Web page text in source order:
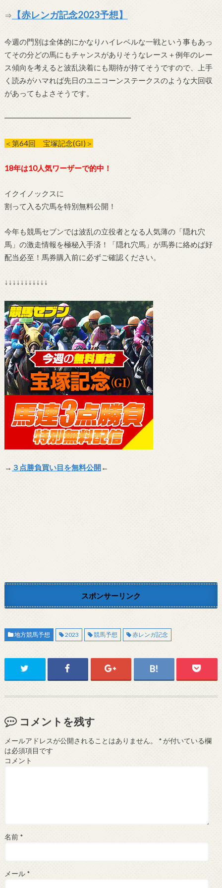
⇒ 【赤レンガ記念2023予想】
今週の門別は全体的にかなりハイレベルな一戦という事もあっ
てその分どの馬にもチャンスがありそうなレース＋例年のレー
ス傾向を考えると波乱決着にも期待が持てそうですので、上手
く読みがハマれば先日のユニコーンステークスのような大回収
があってもよさそうです。
━━━━━━━━━━━━━━━━━
＜第64回 宝塚記念(GI)＞
18年は10人気ワーザーで的中！
イクイノックスに
割って入る穴馬を特別無料公開！
今年も競馬セブンでは波乱の立役者となる人気薄の「隠れ穴
馬」の激走情報を極秘入手済！「隠れ穴馬」が馬券に絡めば好
配当必至！馬券購入前に必ずご確認ください。
↓↓↓↓↓↓↓↓↓↓↓
→ ３点勝負買い目を無料公開←
スポンサーリンク
地方競馬予想 2023 競馬予想 赤レンガ記念
コメントを残す
メールアドレスが公開されることはありません。 *が付いている欄
は必須項目です
コメント
名前 *
メール *